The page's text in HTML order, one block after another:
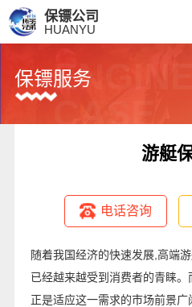
保镖公司
HUANYU
保镖服务
CASE
游艇
电话咨询
随着我国经济的快速发展,高端
已经越来越受到消费者的青睐
正是适应这一需求的市场前景广